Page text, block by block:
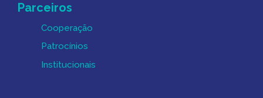
Parceiros
Cooperação
Patrocínios
Institucionais